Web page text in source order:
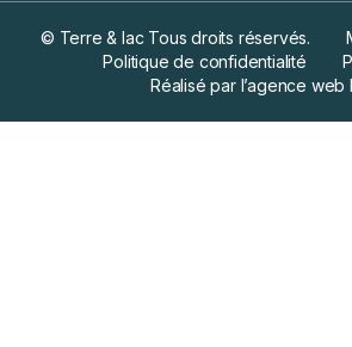
© Terre & lac Tous droits réservés.
Politique de confidentialité
Réalisé par l’agence web